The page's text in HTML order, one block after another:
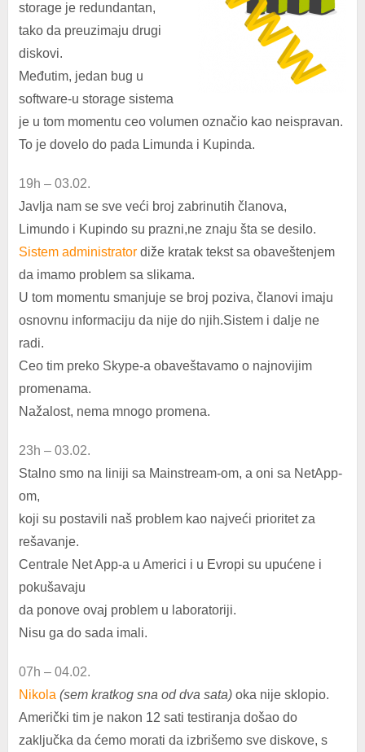
storage je redundantan,
tako da preuzimaju drugi
diskovi.
Međutim, jedan bug u
software-u storage sistema
je u tom momentu ceo volumen označio kao neispravan.
To je dovelo do pada Limunda i Kupinda.
19h – 03.02.
Javlja nam se sve veći broj zabrinutih članova,
Limundo i Kupindo su prazni,ne znaju šta se desilo.
Sistem administratordiže kratak tekst sa obaveštenjem
da imamo problem sa slikama.
U tom momentu smanjuje se broj poziva, članovi imaju
osnovnu informaciju da nije do njih.Sistem i dalje ne
radi.
Ceo tim preko Skype-a obaveštavamo o najnovijim
promenama.
Nažalost, nema mnogo promena.
23h – 03.02.
Stalno smo na liniji sa Mainstream-om, a oni sa NetApp-
om,
koji su postavili naš problem kao najveći prioritet za
rešavanje.
Centrale Net App-a u Americi i u Evropi su upućene i
pokušavaju
da ponove ovaj problem u laboratoriji.
Nisu ga do sada imali.
07h – 04.02.
Nikola (sem kratkog sna od dva sata)oka nije sklopio.
Američki tim je nakon 12 sati testiranja došao do
zaključka da ćemo morati da izbrišemo sve diskove, s